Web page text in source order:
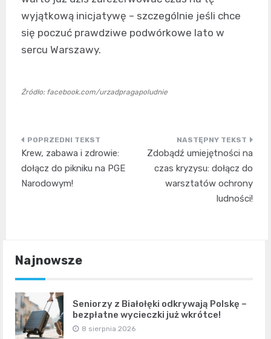
wyjątkową inicjatywę – szczególnie jeśli chce
się poczuć prawdziwe podwórkowe lato w
sercu Warszawy.
Źródło: facebook.com/urzadpragapoludnie
Nawigacja
wpisu
Krew, zabawa i zdrowie:
dołącz do pikniku na PGE
Narodowym!
Zdobądź umiejętności na
czas kryzysu: dołącz do
warsztatów ochrony
ludności!
Najnowsze
Seniorzy z Białołęki odkrywają Polskę –
bezpłatne wycieczki już wkrótce!
8 sierpnia 2026